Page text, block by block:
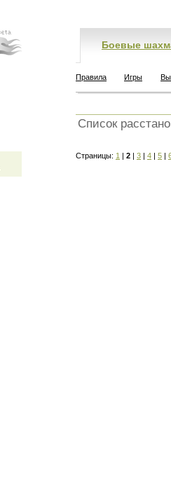
Боевые
Правила Игры
Список
Страницы: 1 | 2 | 3 | 4 | 5 |